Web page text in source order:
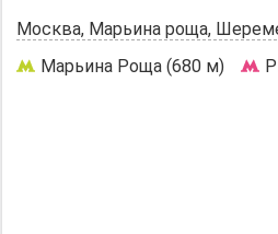
Москва, Марьина роща,
Марьина Роща (680 м)